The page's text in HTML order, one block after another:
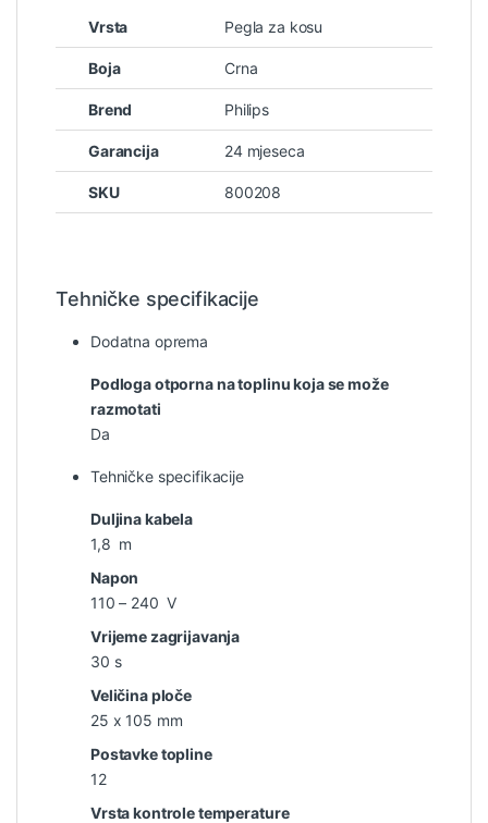
Vrsta Pegla za kosu
Boja Crna
Brend Philips
Garancija 24 mjeseca
SKU 800208
Tehničke specifikacije
Dodatna oprema
Podloga otporna na toplinu koja se može
razmotati
Da
Tehničke specifikacije
Duljina kabela
1,8 m
Napon
110 – 240 V
Vrijeme zagrijavanja
30 s
Veličina ploče
25 x 105 mm
Postavke topline
12
Vrsta kontrole temperature